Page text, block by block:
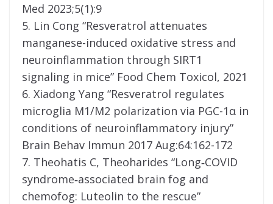
Med 2023;5(1):9
5. Lin Cong “Resveratrol attenuates
manganese-induced oxidative stress and
neuroinflammation through SIRT1
signaling in mice” Food Chem Toxicol, 2021
6. Xiadong Yang “Resveratrol regulates
microglia M1/M2 polarization via PGC-1α in
conditions of neuroinflammatory injury”
Brain Behav Immun 2017 Aug:64:162-172
7. Theohatis C, Theoharides “Long‐COVID
syndrome‐associated brain fog and
chemofog: Luteolin to the rescue”